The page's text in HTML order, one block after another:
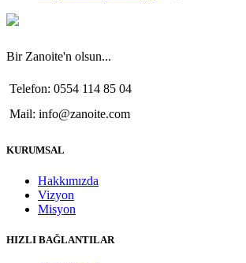
Bir Zanoite'n olsun...
Telefon: 0554 114 85 04
Mail: info@zanoite.com
KURUMSAL
Hakkımızda
Vizyon
Misyon
HIZLI BAĞLANTILAR